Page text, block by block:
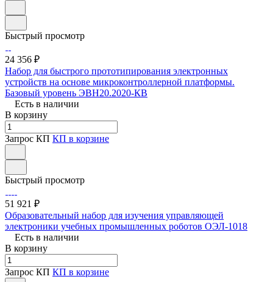
Быстрый просмотр
24 356 ₽
Набор для быстрого прототипирования электронных
устройств на основе микроконтроллерной платформы.
Базовый уровень ЭВН20.2020-КВ
Есть в наличии
В корзину
Запрос КП КП в корзине
Быстрый просмотр
51 921 ₽
Образовательный набор для изучения управляющей
электроники учебных промышленных роботов ОЭЛ-1018
Есть в наличии
В корзину
Запрос КП КП в корзине